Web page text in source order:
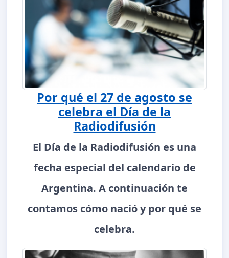
Por qué el 27 de agosto se
celebra el Día de la
Radiodifusión
El Día de la Radiodifusión es una
fecha especial del calendario de
Argentina. A continuación te
contamos cómo nació y por qué se
celebra.